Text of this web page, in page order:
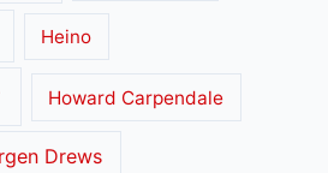
Heino
Howard Carpendale
Drews